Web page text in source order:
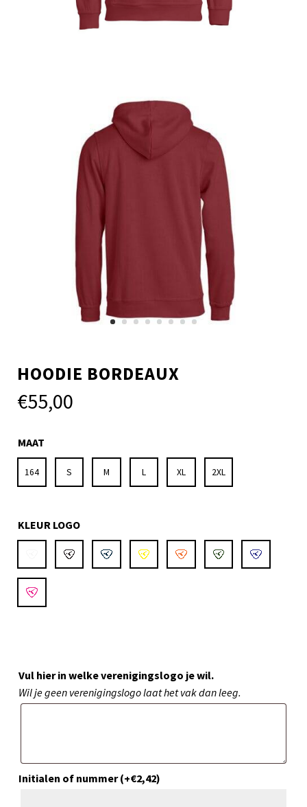
HOODIE BORDEAUX
€55,00
MAAT
164 S M L XL 2XL
KLEUR LOGO
Vul hier in welke verenigingslogo je wil.
Wil je geen verenigingslogo laat het vak dan leeg.
Initialen of nummer(+€2,42)